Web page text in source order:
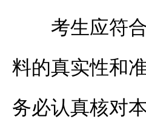
考生应符
料的真实性和
务必认真核对